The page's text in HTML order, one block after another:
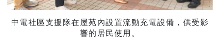
中電社區支援隊在屋苑內設置流動充電設備，供受影
響的居民使用。